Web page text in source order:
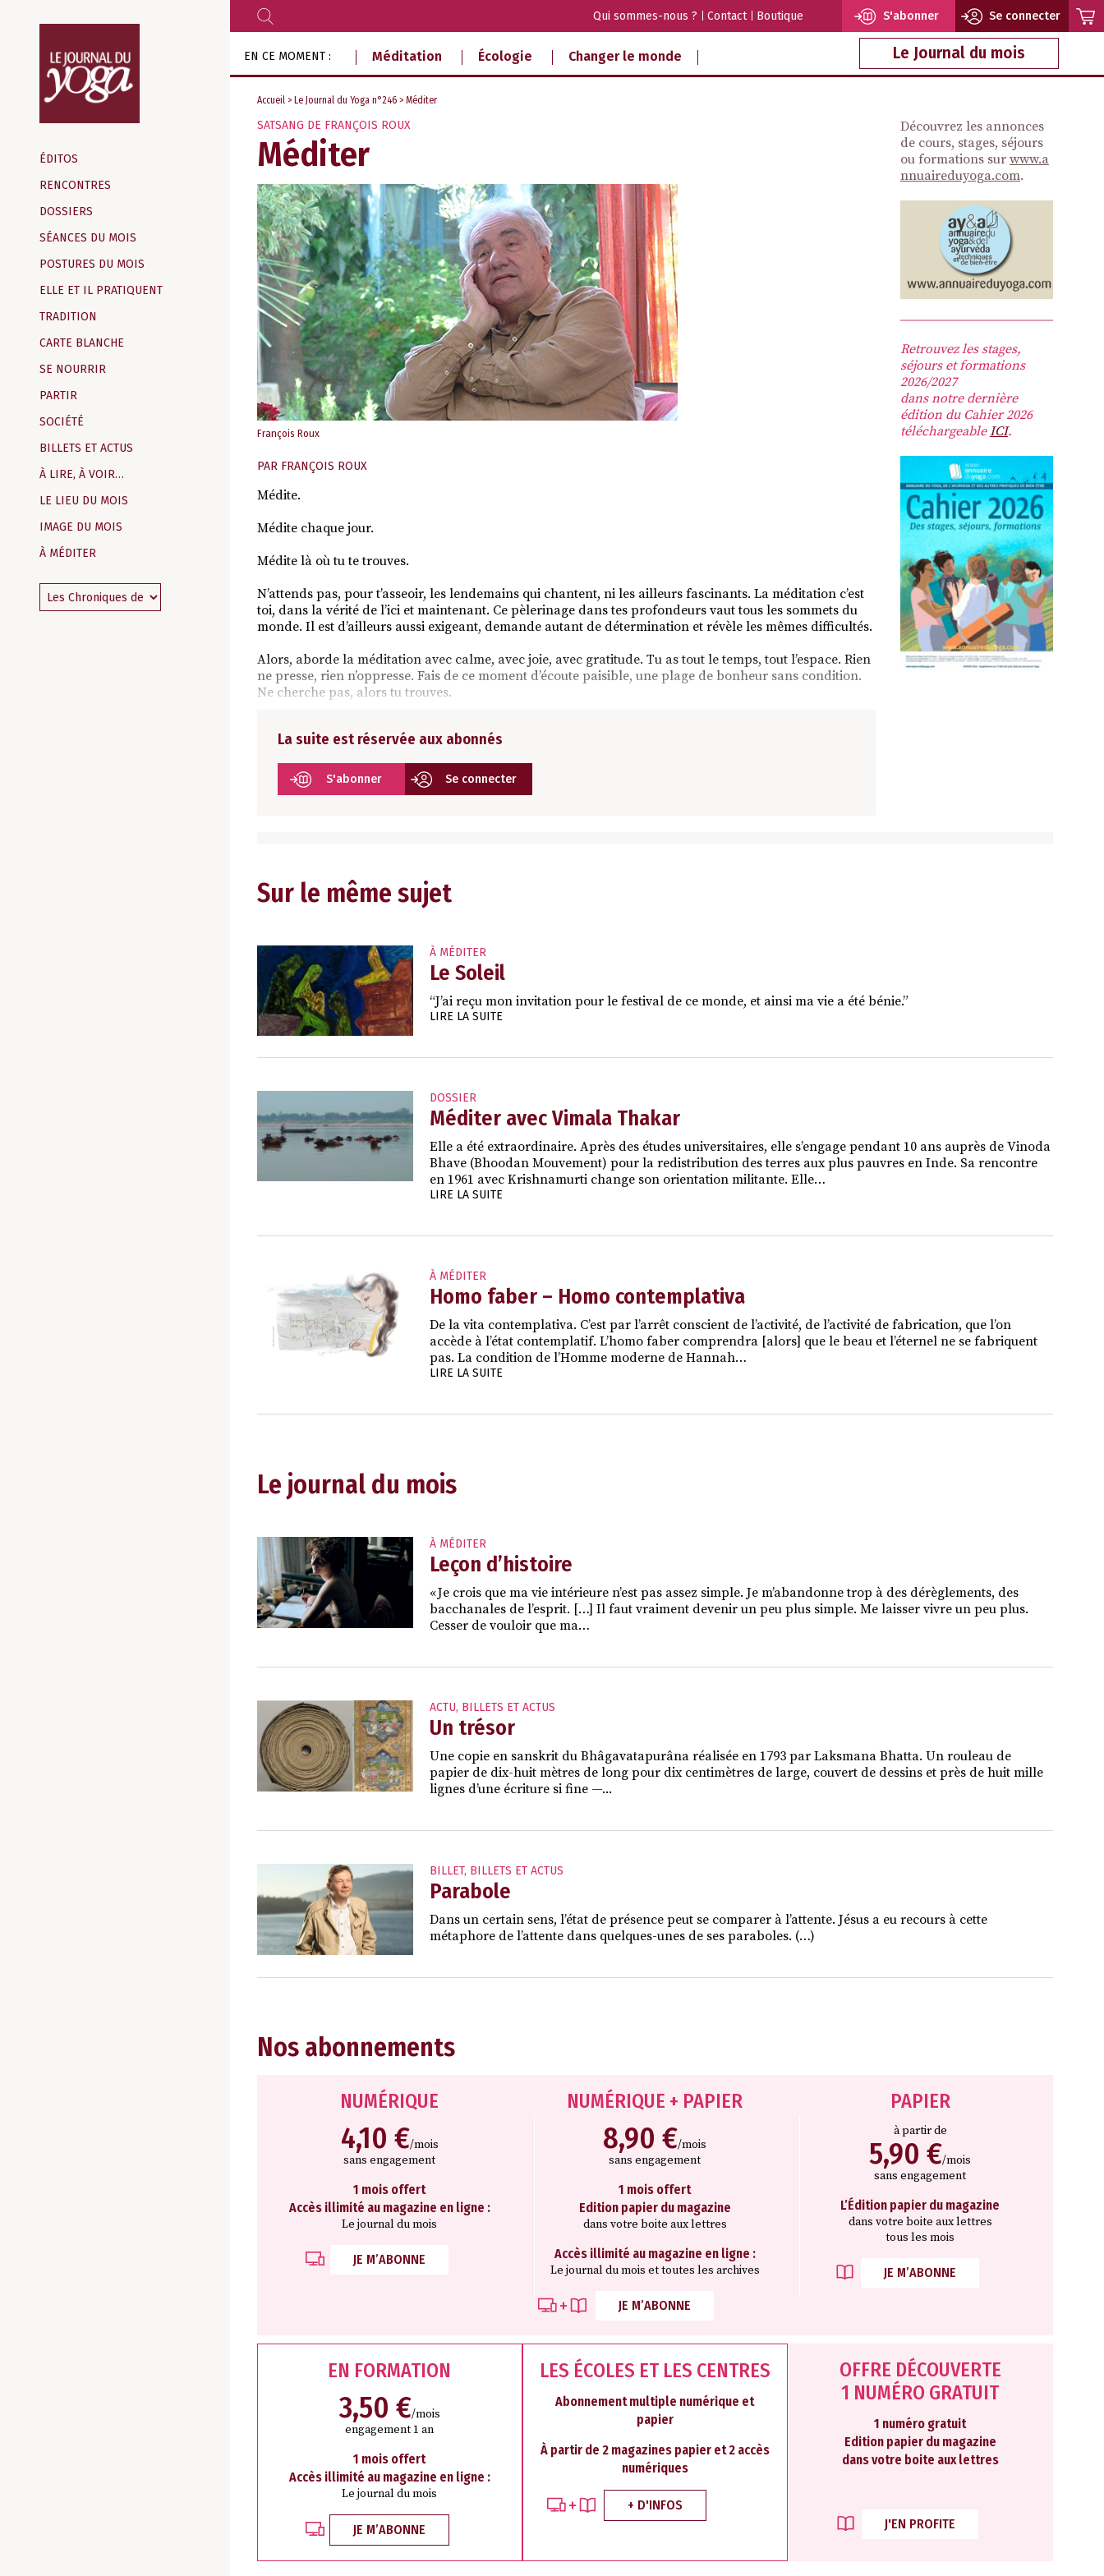
d‘information
indépendant
ÉDITOS
RENCONTRES
DOSSIERS
SÉANCES DU MOIS
POSTURES DU MOIS
ELLE ET IL PRATIQUENT
TRADITION
CARTE BLANCHE
SE NOURRIR
PARTIR
SOCIÉTÉ
BILLETS ET ACTUS
À LIRE, À VOIR…
LE LIEU DU MOIS
IMAGE DU MOIS
À MÉDITER
RECHERCHER Qui sommes-nous ? Contact Boutique S'abonner Se connecter
EN CE MOMENT : Méditation Écologie Changer le monde Le Journal du mois
Accueil > Le Journal du Yoga n°246 > Méditer
SATSANG DE FRANÇOIS ROUX
Méditer
François Roux
PAR FRANÇOIS ROUX
Médite.
Médite chaque jour.
Médite là où tu te trouves.
N’attends pas, pour t’asseoir, les lendemains qui chantent, ni les ailleurs fascinants. La méditation c’est
toi, dans la vérité de l’ici et maintenant. Ce pèlerinage dans tes profondeurs vaut tous les sommets du
monde. Il est d’ailleurs aussi exigeant, demande autant de détermination et révèle les mêmes difficultés.
Alors, aborde la méditation avec calme, avec joie, avec gratitude. Tu as tout le temps, tout l’espace. Rien
ne presse, rien n’oppresse. Fais de ce moment d’écoute paisible, une plage de bonheur sans condition.
Ne cherche pas, alors tu trouves.
La suite est réservée aux abonnés
S'abonner Se connecter
Découvrez les annonces
de cours, stages, séjours
ou formations sur www.a
nnuaireduyoga.com.
Retrouvez les stages,
séjours et formations
2026/2027
dans notre dernière
édition du Cahier 2026
téléchargeableICI.
Sur le même sujet
À MÉDITER
Le Soleil
“J’ai reçu mon invitation pour le festival de ce monde, et ainsi ma vie a été bénie.”
LIRE LA SUITE
DOSSIER
Méditer avec Vimala Thakar
Elle a été extraordinaire. Après des études universitaires, elle s’engage pendant 10 ans auprès de Vinoda
Bhave (Bhoodan Mouvement) pour la redistribution des terres aux plus pauvres en Inde. Sa rencontre
en 1961 avec Krishnamurti change son orientation militante. Elle…
LIRE LA SUITE
À MÉDITER
Homo faber – Homo contemplativa
De la vita contemplativa. C’est par l’arrêt conscient de l’activité, de l’activité de fabrication, que l’on
accède à l’état contemplatif. L’homo faber comprendra [alors] que le beau et l’éternel ne se fabriquent
pas. La condition de l’Homme moderne de Hannah…
LIRE LA SUITE
Le journal du mois
À MÉDITER
Leçon d’histoire
« Je crois que ma vie intérieure n’est pas assez simple. Je m’abandonne trop à des dérèglements, des
bacchanales de l’esprit. […] Il faut vraiment devenir un peu plus simple. Me laisser vivre un peu plus.
Cesser de vouloir que ma…
ACTU, BILLETS ET ACTUS
Un trésor
Une copie en sanskrit du Bhâgavatapurâna réalisée en 1793 par Laksmana Bhatta. Un rouleau de
papier de dix-huit mètres de long pour dix centimètres de large, couvert de dessins et près de huit mille
lignes d’une écriture si fine —...
BILLET, BILLETS ET ACTUS
Parabole
Dans un certain sens, l’état de présence peut se comparer à l’attente. Jésus a eu recours à cette
métaphore de l’attente dans quelques-unes de ses paraboles. (…)
Nos abonnements
NUMÉRIQUE
4,10 €/mois
sans engagement
1 mois offert
Accès illimité au magazine en ligne :
Le journal du mois
JE M’ABONNE
NUMÉRIQUE + PAPIER
8,90 €/mois
sans engagement
1 mois offert
Edition papier du magazine
dans votre boite aux lettres
Accès illimité au magazine en ligne :
Le journal du mois et toutes les archives
JE M’ABONNE
PAPIER
à partir de
5,90 €/mois
sans engagement
L’Édition papier du magazine
dans votre boite aux lettres
tous les mois
JE M’ABONNE
EN FORMATION
3,50 €/mois
engagement 1 an
1 mois offert
Accès illimité au magazine en ligne :
Le journal du mois
JE M’ABONNE
LES ÉCOLES ET LES CENTRES
Abonnement multiple numérique et
papier
À partir de 2 magazines papier et 2 accès
numériques
+ D'INFOS
OFFRE DÉCOUVERTE
1 NUMÉRO GRATUIT
1 numéro gratuit
Edition papier du magazine
dans votre boite aux lettres
J'EN PROFITE